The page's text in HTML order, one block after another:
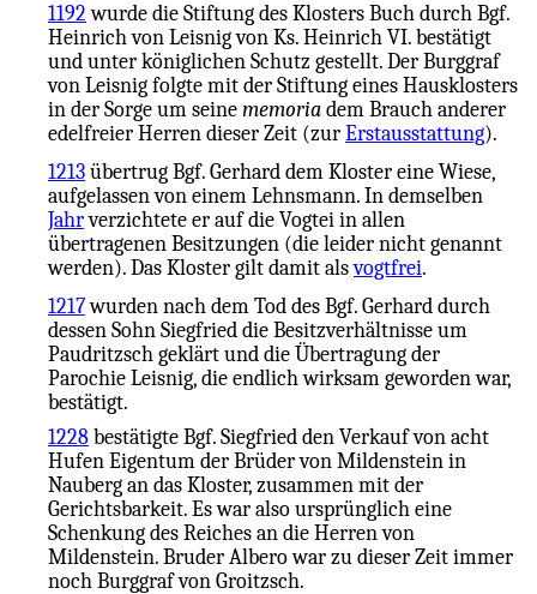
1192 wurde die Stiftung des Klosters Buch durch Bgf.
Heinrich von Leisnig von Ks. Heinrich VI. bestätigt
und unter königlichen Schutz gestellt. Der Burggraf
von Leisnig folgte mit der Stiftung eines Hausklosters
in der Sorge um seine memoria dem Brauch anderer
edelfreier Herren dieser Zeit (zur Erstausstattung).
1213 übertrug Bgf. Gerhard dem Kloster eine Wiese,
aufgelassen von einem Lehnsmann. In demselben
Jahrverzichtete er auf die Vogtei in allen
übertragenen Besitzungen (die leider nicht genannt
werden). Das Kloster gilt damit alsvogtfrei.
1217wurden nach dem Tod des Bgf. Gerhard durch
dessen Sohn Siegfried die Besitzverhältnisse um
Paudritzsch geklärt und die Übertragung der
Parochie Leisnig, die endlich wirksam geworden war,
bestätigt.
1228 bestätigte Bgf. Siegfried den Verkauf von acht
Hufen Eigentum der Brüder von Mildenstein in
Nauberg an das Kloster, zusammen mit der
Gerichtsbarkeit. Es war also ursprünglich eine
Schenkung des Reiches an die Herren von
Mildenstein. Bruder Albero war zu dieser Zeit immer
noch Burggraf von Groitzsch.